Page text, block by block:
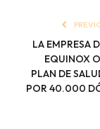
LA EMPRESA
EQUINOX
PLAN DE
POR 40.000